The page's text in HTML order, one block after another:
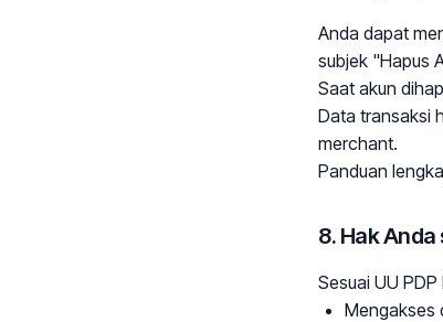
Anda dapat
subjek "Hapus
Saat akun
Data transaksi
merchant.
Panduan
8. Hak
Sesuai UU
Mengakses